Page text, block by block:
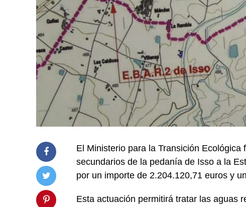
El Ministerio para la Transición
secundarios de la pedanía de Isso a la
por un importe de 2.204.120,71 euros y
Esta actuación permitirá tratar las aguas